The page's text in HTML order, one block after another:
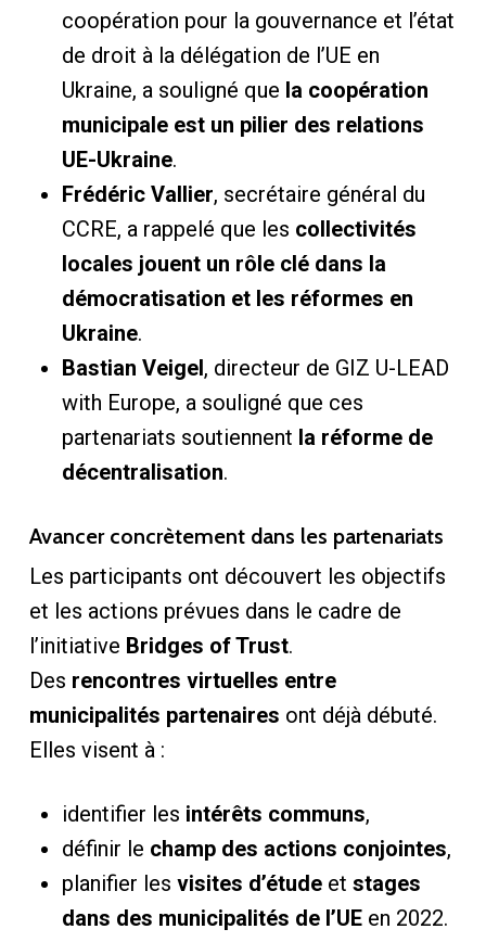
coopération pour la gouvernance et l’état
de droit à la délégation de l’UE en
Ukraine, a souligné que la coopération
municipale est un pilier des relations
UE-Ukraine.
Frédéric Vallier, secrétaire général du
CCRE, a rappelé que les collectivités
locales jouent un rôle clé dans la
démocratisation et les réformes en
Ukraine.
Bastian Veigel, directeur de GIZ U-LEAD
with Europe, a souligné que ces
partenariats soutiennent la réforme de
décentralisation.
Avancer concrètement dans les partenariats
Les participants ont découvert les objectifs
et les actions prévues dans le cadre de
l’initiative Bridges of Trust.
Des rencontres virtuelles entre
municipalités partenaires ont déjà débuté.
Elles visent à :
identifier les intérêts communs,
définir le champ des actions conjointes,
planifier les visites d’étudeet stages
dans des municipalités de l’UEen 2022.